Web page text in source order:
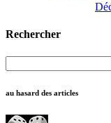
Rechercher
au hasard des articles